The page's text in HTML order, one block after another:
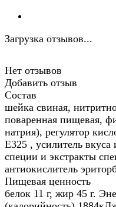
Загрузка отзывов...
Нет отзывов
Добавить отзыв
Состав
шейка свиная,
поваренная пищевая,
натрия), регулятор
Е325 , усилитель вкуса
специи и экстракты
антиокислитель
Пищевая ценность
белок 11 г, жир 45 г.